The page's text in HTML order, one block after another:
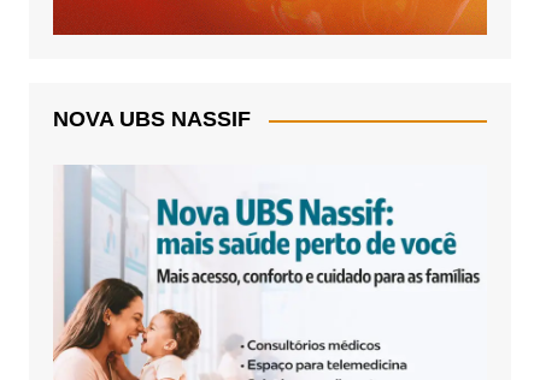
NOVA UBS NASSIF